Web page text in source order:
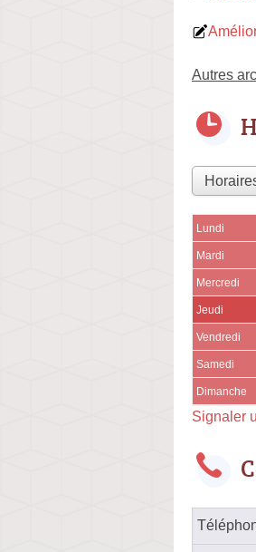
Autres
Lundi
Mardi
Mercredi
Jeudi
Vendredi
Samedi
Dimanche
Signaler